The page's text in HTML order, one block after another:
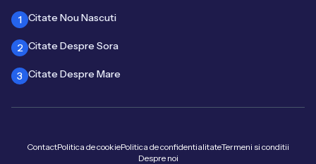
1 Citate Nou Nascuti
2 Citate Despre Sora
3 Citate Despre Mare
ContactPolitica de cookiePolitica de confidentialitateTermeni si conditii
Despre noi